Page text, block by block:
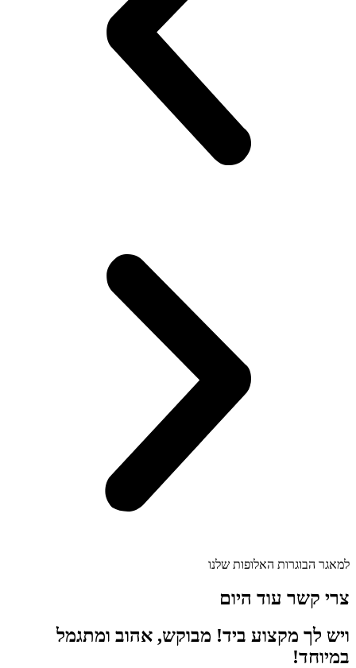
למאגר הבוגרות האלופות שלנו
צרי קשר עוד היום
ויש לך מקצוע ביד! מבוקש, אהוב ומתגמל
במיוחד!